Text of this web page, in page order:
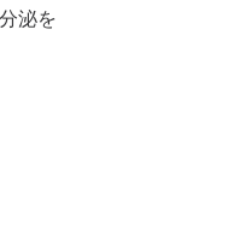
泌を